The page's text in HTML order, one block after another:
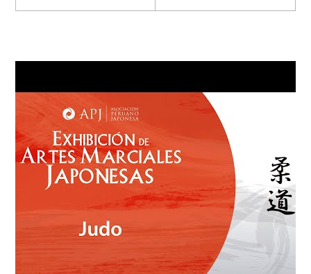
Centro Cultural Peruano Japonés
Teatro Peruano Japonés